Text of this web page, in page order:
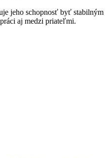
jeho schopnosť byť stabilným
aj medzi priateľmi.